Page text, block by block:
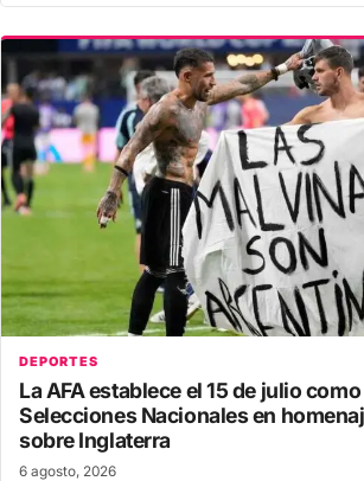
DEPORTES
La AFA establece el 15 de julio
Selecciones Nacionales en
sobre Inglaterra
6 agosto, 2026